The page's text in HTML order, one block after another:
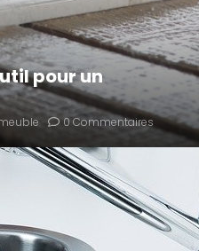
pour un
0 Commentaires